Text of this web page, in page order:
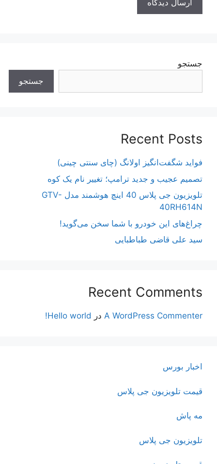
جستجو
جستجو
Recent Posts
فواید شگفت‌انگیز اولانگ (چای سنتی چینی)
تصمیم عجیب و جدید ترامپ؛ تغییر نام یک کوه
تلویزیون جی پلاس 40 اینچ هوشمند مدل GTV-
40RH614N
چراغ‌های این خودرو با شما سخن می‌گوید!
سید علی قاضی طباطبایی
Recent Comments
A WordPress Commenter در Hello world!
اخبار بورس
قیمت تلویزیون جی پلاس
مه پاش
تلویزیون جی پلاس